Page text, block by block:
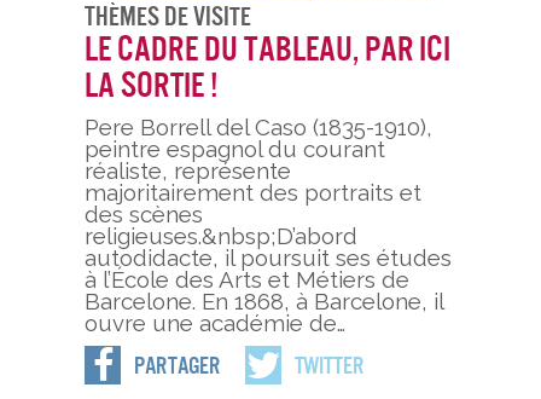
Thèmes De Visite
Le cadre du tableau, par ici
la sortie !
Pere Borrell del Caso (1835-1910),
peintre espagnol du courant
réaliste, représente
majoritairement des portraits et
des scènes
religieuses.&nbsp;D’abord
autodidacte, il poursuit ses études
à l’École des Arts et Métiers de
Barcelone. En 1868, à Barcelone, il
ouvre une académie de…
Partager Twitter